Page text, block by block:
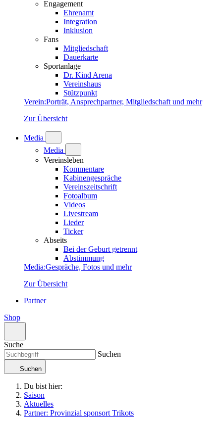
Engagement
Ehrenamt
Integration
Inklusion
Fans
Mitgliedschaft
Dauerkarte
Sportanlage
Dr. Kind Arena
Vereinshaus
Stützpunkt
Verein:Porträt, Ansprechpartner, Mitgliedschaft und mehr
Zur Übersicht
Media
Media
Vereinsleben
Kommentare
Kabinengespräche
Vereinszeitschrift
Fotoalbum
Videos
Livestream
Lieder
Ticker
Abseits
Bei der Geburt getrennt
Abstimmung
Media:Gespräche, Fotos und mehr
Zur Übersicht
Partner
Shop
Suche
Suchen
Suchen
Du bist hier:
Saison
Aktuelles
Partner: Provinzial sponsort Trikots